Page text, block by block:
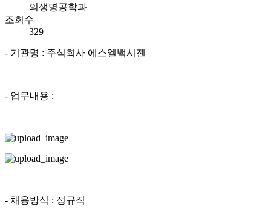
의생명공학과
조회수
329
- 기관명 : 주식회사 에스엘백시젠
- 업무내용 :
- 채용방식 : 정규직